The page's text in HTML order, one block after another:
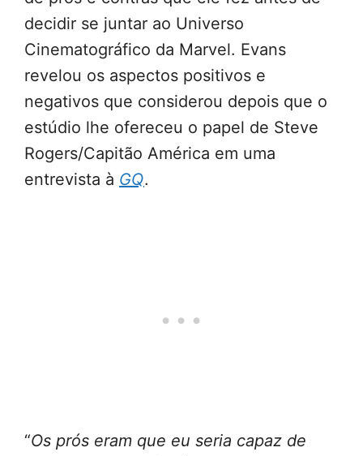
decidir se juntar ao Universo
Cinematográfico da Marvel. Evans
revelou os aspectos positivos e
negativos que considerou depois que o
estúdio lhe ofereceu o papel de Steve
Rogers/Capitão América em uma
entrevista à GQ.
“Os prós eram que eu seria capaz de